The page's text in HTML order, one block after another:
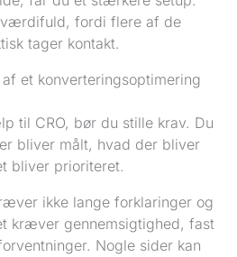
værdifuld, fordi flere af de
tager kontakt.
et konverteringsoptimering
til CRO, bør du stille krav. Du
bliver målt, hvad der bliver
bliver prioriteret.
ikke lange forklaringer og
kræver gennemsigtighed, fast
Nogle sider kan